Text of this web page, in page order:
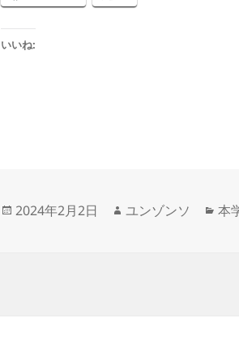
いいね:
投
2024年2月2日
作
ユンゾンソ
カ
本